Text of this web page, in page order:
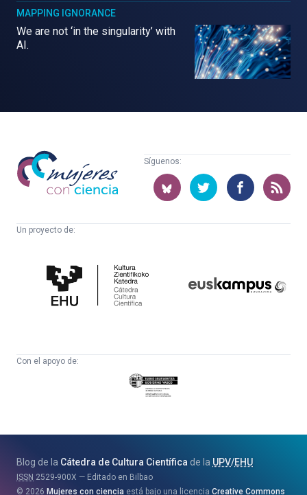
MAPPING IGNORANCE
We are not ‘in the singularity’ with
AI.
Mujeres
con
ciencia
Síguenos:
Un proyecto de:
Cultura
Científica
Con el apoyo de:
Eusko
Jaurlaritza
eta
Berrikuntza
Blog de la Cátedra de Cultura Científica de la UPV/EHU
ISSN 2529-900X
Editado en Bilbao
2026 Mujeres con ciencia está bajo una licencia Creative Commons